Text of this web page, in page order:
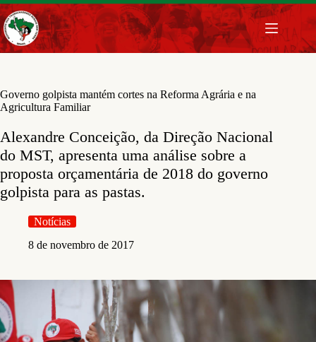
Pular
para
o
conteúdo
Governo golpista mantém cortes na Reforma Agrária e na
Agricultura Familiar
Alexandre Conceição, da Direção Nacional
do MST, apresenta uma análise sobre a
proposta orçamentária de 2018 do governo
golpista para as pastas.
Notícias
8 de novembro de 2017